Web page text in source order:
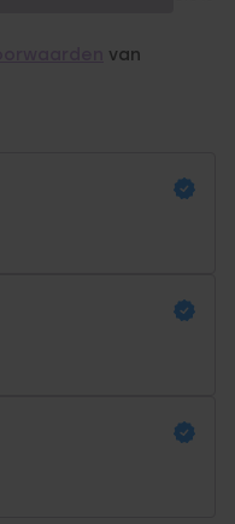
van